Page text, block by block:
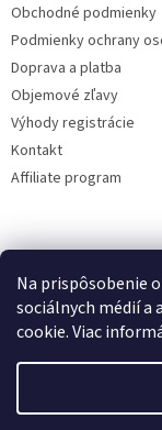
Na prispôsobenie
sociálnych médií a
cookie. Viac
Obchodné podmienky
Podmienky ochrany
Doprava a platba
Objemové zľavy
Výhody registrácie
Kontakt
Affiliate program